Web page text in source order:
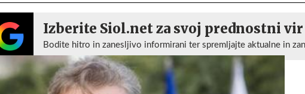
Izberite Siol.net za svoj prednostni vir
Bodite hitro in zanesljivo informirani ter spremljajte aktualne in